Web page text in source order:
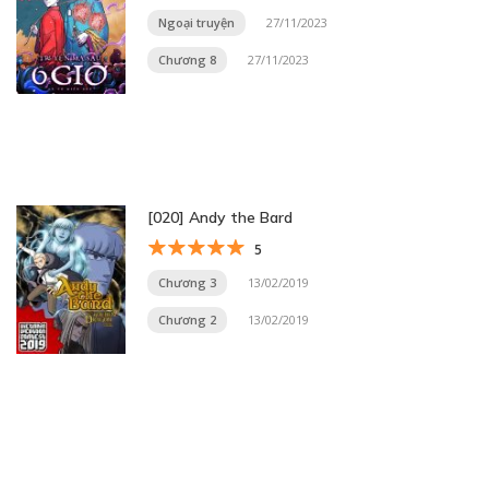
Ngoại truyện 27/11/2023
Chương 8 27/11/2023
[020] Andy the Bard
5
Chương 3 13/02/2019
Chương 2 13/02/2019